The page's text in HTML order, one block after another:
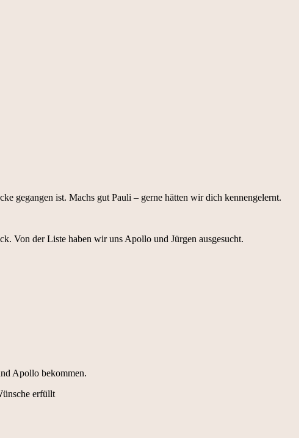
gegangen ist. Machs gut Pauli – gerne hätten wir dich kennengelernt.
Von der Liste haben wir uns Apollo und Jürgen ausgesucht.
Apollo bekommen.
erfüllt